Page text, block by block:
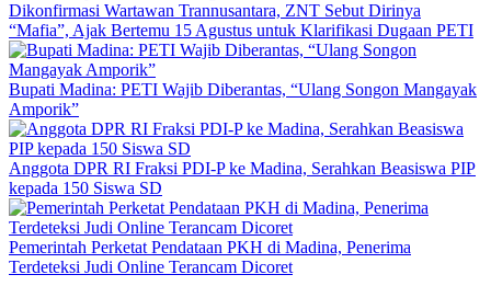
Dikonfirmasi Wartawan Trannusantara, ZNT Sebut Dirinya
“Mafia”, Ajak Bertemu 15 Agustus untuk Klarifikasi Dugaan PETI
Bupati Madina: PETI Wajib Diberantas, “Ulang Songon Mangayak
Amporik”
Anggota DPR RI Fraksi PDI-P ke Madina, Serahkan Beasiswa PIP
kepada 150 Siswa SD
Pemerintah Perketat Pendataan PKH di Madina, Penerima
Terdeteksi Judi Online Terancam Dicoret